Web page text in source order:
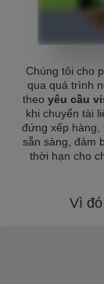
Chúng tôi cho
qua quá trình
theo yêu cầu
khi chuyển tài
đứng xếp hàng,
sẵn sàng, đảm
thời hạn cho
Vì